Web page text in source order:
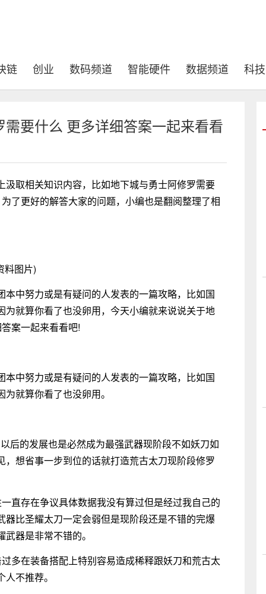
链 创业 数码频道 智能硬件 数据频道 科
要什么 更多详细答案一起来看看
取相关知识内容，比如地下城与勇士阿修罗需要
了更好的解答大家的问题，小编也是翻阅整理了相
料图片)
中努力或是有疑问的人发表的一篇攻略，比如国
就算你看了也没卵用，今天小编就来说说关于地
案一起来看看吧!
中努力或是有疑问的人发表的一篇攻略，比如国
就算你看了也没卵用。
后的发展也是必然成为最强武器现阶段不如妖刀如
想省事一步到位的话就打造荒古太刀现阶段修罗
直存在争议具体数据我没有算过但是经过我自己的
比圣耀太刀一定会弱但是现阶段还是不错的完爆
器是非常不错的。
多在装备搭配上特别容易造成稀释跟妖刀和荒古太
不推荐。